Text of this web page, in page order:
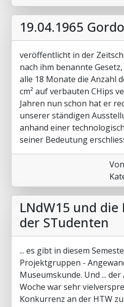
19.04.1965
veröffentlicht in der
nach ihm benannte
alle 18 Monate die Anzahl
cm² auf verbauten CHips
Jahren nun schon hat er
unserer ständigen
anhand einer
seiner Bedeutung
LNdW15 und
der STudenten
... es gibt in diesem
Projektgruppen -
Museumskunde. Und ...
Woche war sehr
Konkurrenz an der HTW